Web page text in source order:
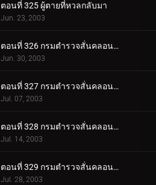
ตอนที่ 325 ผู้ตายที่หวลกลับมา
Jun. 23, 2003
ตอนที่ 326 กรมตำรวจสั่นคลอน ตัวประกัน 12 ล้านคน (ตอนพิเศษ ตอนแรก)
Jun. 30, 2003
ตอนที่ 327 กรมตำรวจสั่นคลอน ตัวประกัน 12 ล้านคน (ตอนพิเศษ ตอนที่ 2)
Jul. 07, 2003
ตอนที่ 328 กรมตำรวจสั่นคลอน ตัวประกัน 12 ล้านคน (ตอนพิเศษ ตอนที่ 3)
Jul. 14, 2003
ตอนที่ 329 กรมตำรวจสั่นคลอน ตัวประกัน 12 ล้านคน (ตอนพิเศษ ตอนจบ)
Jul. 28, 2003